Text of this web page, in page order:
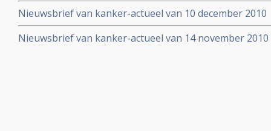
Nieuwsbrief van kanker-actueel van 10 december 2010
Nieuwsbrief van kanker-actueel van 14 november 2010